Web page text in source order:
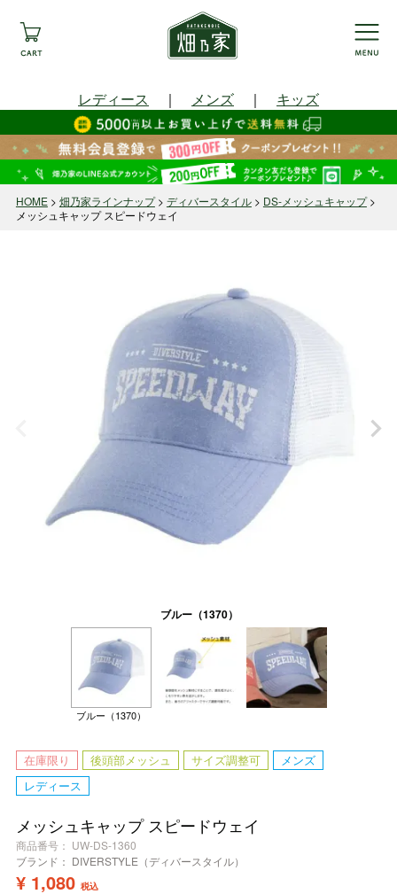
レディース ｜ メンズ ｜ キッズ
HOME 畑乃家ラインナップ ディバースタイル
DS-メッシュキャップ
メッシュキャップ スピードウェイ
ブルー（1370）
ブルー（1370）
在庫限り 後頭部メッシュ サイズ調整可
メンズ
レディース
メッシュキャップ スピードウェイ
商品番号
UW-DS-1360
ブランド： DIVERSTYLE（ディバースタイル）
¥ 1,080 税込